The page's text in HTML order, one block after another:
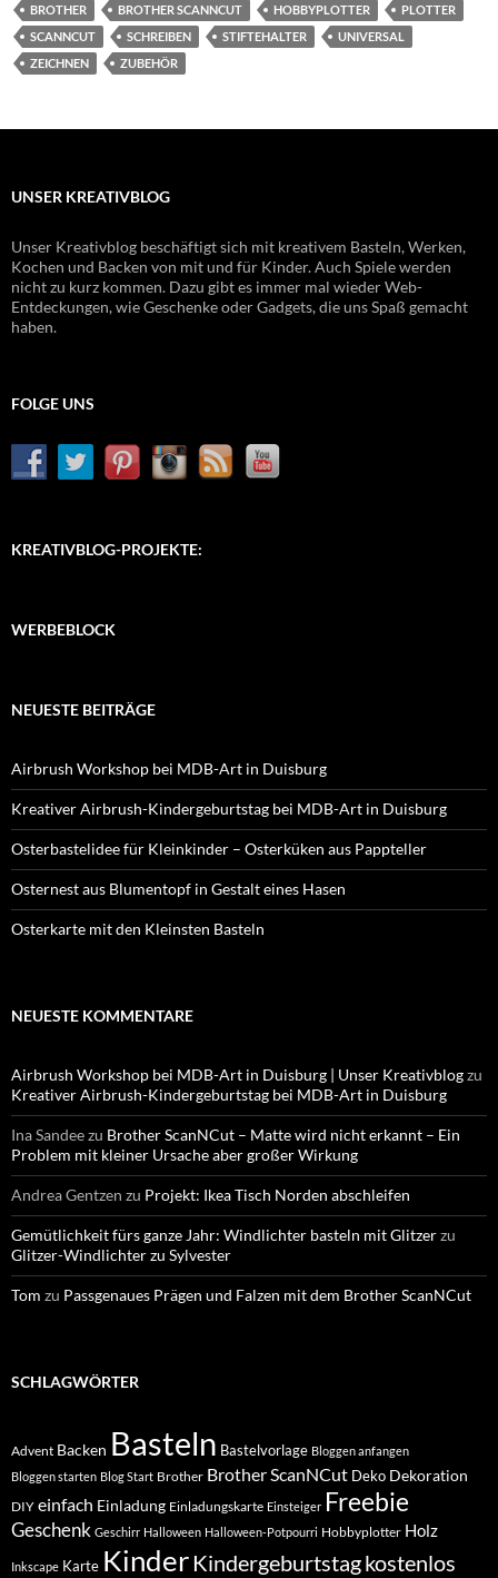
BROTHER BROTHER SCANNCUT HOBBYPLOTTER
PLOTTER
SCANNCUT
SCHREIBEN STIFTEHALTER
UNIVERSAL
ZEICHNEN
ZUBEHÖR
UNSER KREATIVBLOG
Unser Kreativblog beschäftigt sich mit kreativem Basteln, Werken,
Kochen und Backen von mit und für Kinder. Auch Spiele werden
nicht zu kurz kommen. Dazu gibt es immer mal wieder Web-
Entdeckungen, wie Geschenke oder Gadgets, die uns Spaß gemacht
haben.
FOLGE UNS
KREATIVBLOG-PROJEKTE:
WERBEBLOCK
NEUESTE BEITRÄGE
Airbrush Workshop bei MDB-Art in Duisburg
Kreativer Airbrush-Kindergeburtstag bei MDB-Art in Duisburg
Osterbastelidee für Kleinkinder – Osterküken aus Pappteller
Osternest aus Blumentopf in Gestalt eines Hasen
Osterkarte mit den Kleinsten Basteln
NEUESTE KOMMENTARE
Airbrush Workshop bei MDB-Art in Duisburg | Unser Kreativblogzu
Kreativer Airbrush-Kindergeburtstag bei MDB-Art in Duisburg
Ina Sandeezu Brother ScanNCut – Matte wird nicht erkannt – Ein
Problem mit kleiner Ursache aber großer Wirkung
Andrea Gentzen zu Projekt: Ikea Tisch Norden abschleifen
Gemütlichkeit fürs ganze Jahr: Windlichter basteln mit Glitzerzu
Glitzer-Windlichter zu Sylvester
Tom zu Passgenaues Prägen und Falzen mit dem Brother ScanNCut
SCHLAGWÖRTER
Advent Backen Basteln Bastelvorlage Bloggen anfangen
Bloggen starten Blog Start Brother Brother ScanNCut Deko Dekoration
DIY einfach Einladung Einladungskarte Einsteiger Freebie
Geschenk Geschirr Halloween Halloween-Potpourri Hobbyplotter Holz
Inkscape Karte Kinder Kindergeburtstagkostenlos